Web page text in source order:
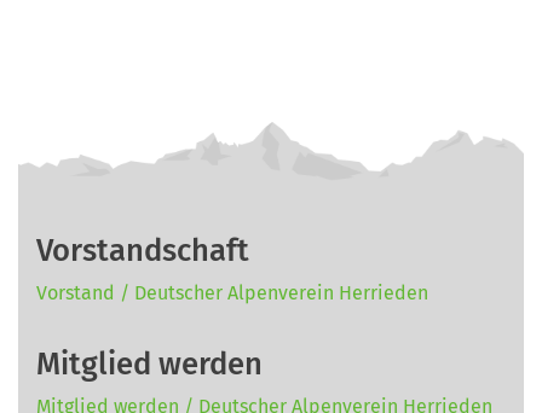
Vorstandschaft
Vorstand / Deutscher Alpenverein Herrieden
Mitglied werden
Mitglied werden / Deutscher Alpenverein Herrieden